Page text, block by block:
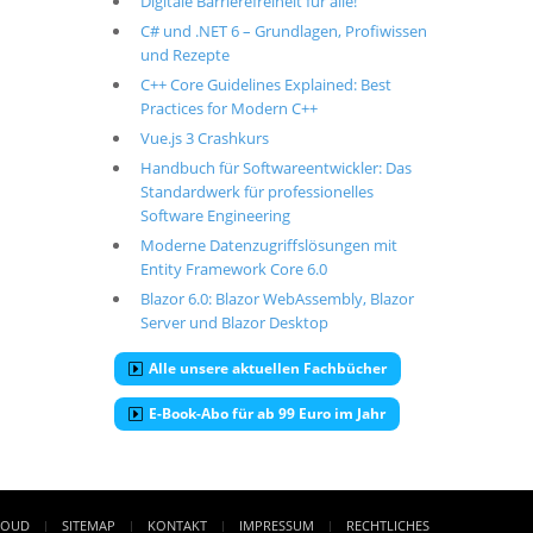
C# und .NET 6 – Grundlagen, Profiwissen
und Rezepte
C++ Core Guidelines Explained: Best
Practices for Modern C++
Vue.js 3 Crashkurs
Handbuch für Softwareentwickler: Das
Standardwerk für professionelles
Software Engineering
Moderne Datenzugriffslösungen mit
Entity Framework Core 6.0
Blazor 6.0: Blazor WebAssembly, Blazor
Server und Blazor Desktop
Alle unsere aktuellen Fachbücher
E-Book-Abo für ab 99 Euro im Jahr
SITEMAP KONTAKT IMPRESSUM RECHTLICHES